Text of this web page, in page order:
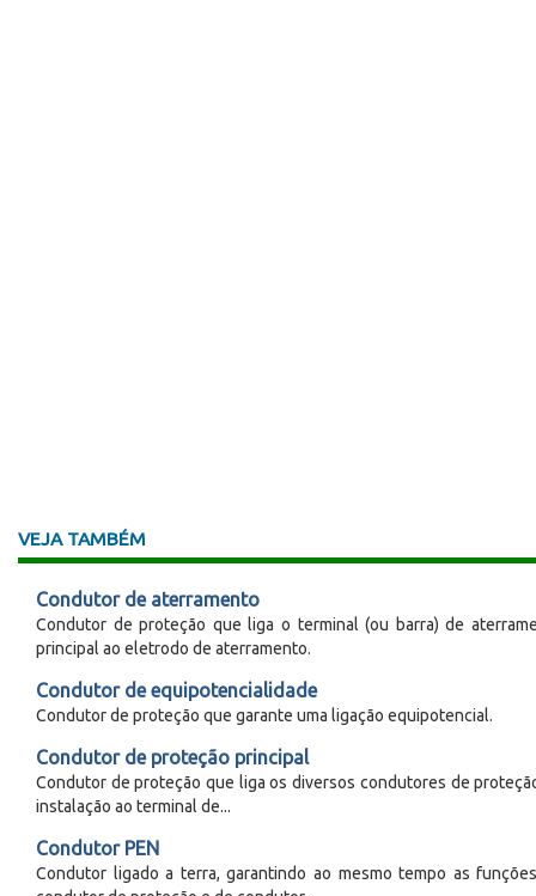
VEJA TAMBÉM
Condutor de aterramento
Condutor de proteção que liga o terminal (ou barra) de
principal ao eletrodo de aterramento.
Condutor de equipotencialidade
Condutor de proteção que garante uma ligação equipotencial.
Condutor de proteção principal
Condutor de proteção que liga os diversos condutores de
instalação ao terminal de...
Condutor PEN
Condutor ligado a terra, garantindo ao mesmo tempo as